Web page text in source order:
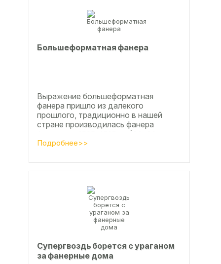
Большеформатная фанера
Выражение большеформатная
фанера пришло из далекого
прошлого, традиционно в нашей
стране производилась фанера
форматом 1525х1525мм (60х60
дюймов), форматы отличающиеся в
Подробнее>>
Супергвоздь борется с ураганом
за фанерные дома